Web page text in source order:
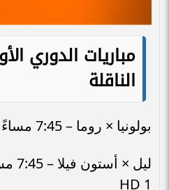
مباريات الدوري
الناقلة
بولونيا × روما – 7:45 مساءً – beIN Sports HD 2
HD 1